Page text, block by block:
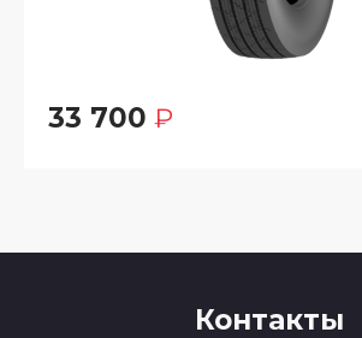
33 700 ₽
Контакты